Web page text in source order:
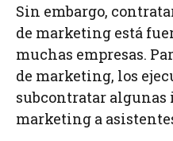
Sin embargo,
de marketing está
muchas empresas.
de marketing, los
subcontratar
marketing a